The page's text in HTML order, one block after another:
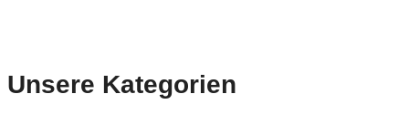
Unsere Kategorien